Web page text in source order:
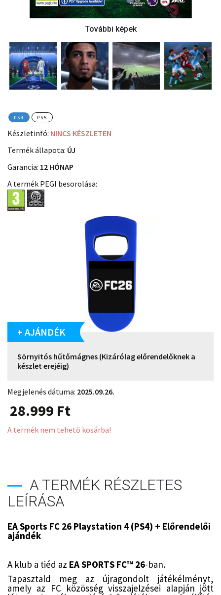
PS4 PS5
Készletinfó: NINCS KÉSZLETEN
Termék állapota: ÚJ
Garancia: 12 HÓNAP
A termék PEGI besorolása:
+ AJÁNDÉK
Sörnyitós hűtőmágnes (Kizárólag előrendelőknek a
készlet erejéig)
Megjelenés dátuma: 2025.09.26.
28.999 Ft
A termék nem tehető kosárba!
A TERMÉK RÉSZLETES
LEÍRÁSA
EA Sports FC 26 Playstation 4 (PS4) + Előrendelői
ajándék
A klub a tiéd az EA SPORTS FC™ 26-ban.
Tapasztald meg az újragondolt játékélményt,
amely az FC közösség visszajelzései alapján jött